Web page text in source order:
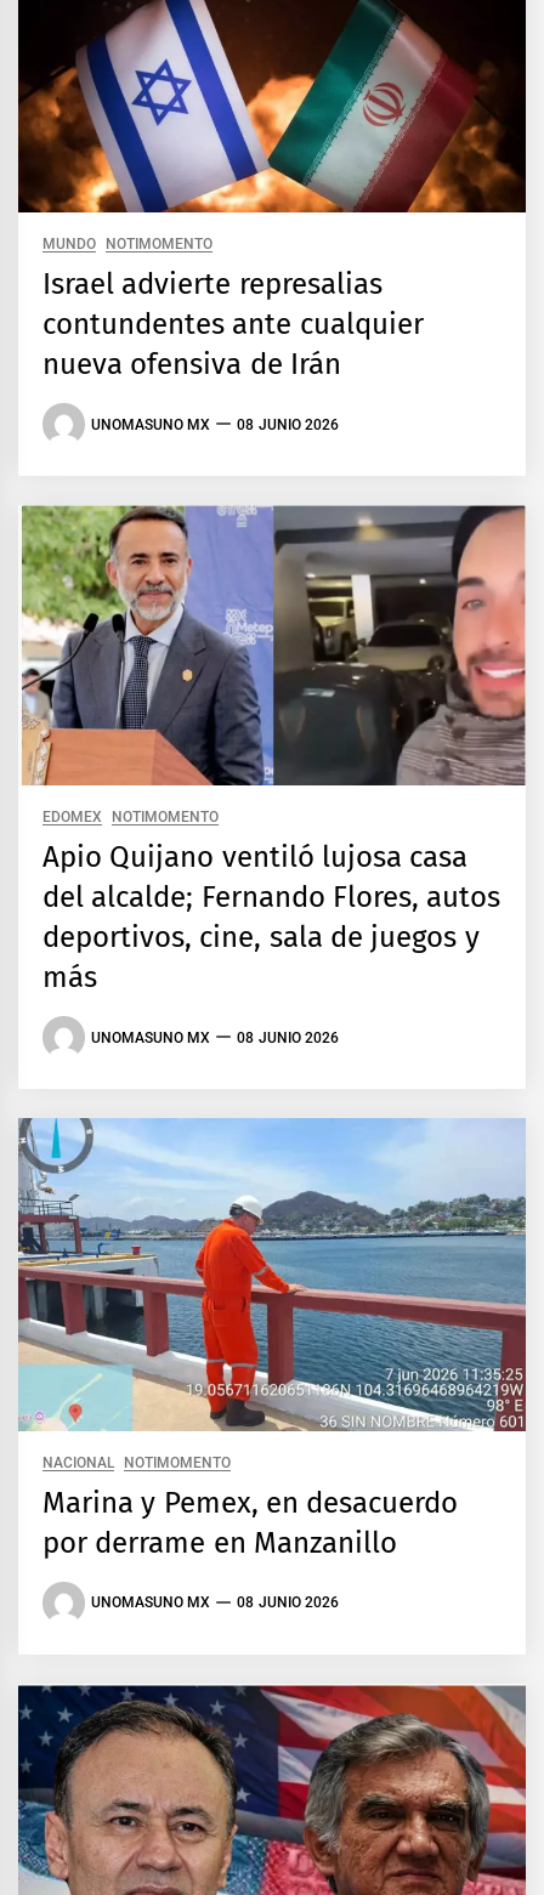
MUNDO NOTIMOMENTO
Israel advierte represalias
contundentes ante cualquier
nueva ofensiva de Irán
UNOMASUNO MX 08 JUNIO 2026
EDOMEX NOTIMOMENTO
Apio Quijano ventiló lujosa casa
del alcalde; Fernando Flores, autos
deportivos, cine, sala de juegos y
más
UNOMASUNO MX 08 JUNIO 2026
NACIONAL NOTIMOMENTO
Marina y Pemex, en desacuerdo
por derrame en Manzanillo
UNOMASUNO MX 08 JUNIO 2026